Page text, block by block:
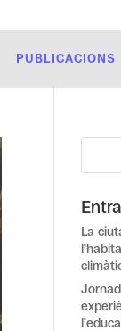
PUBLICACIONS
La